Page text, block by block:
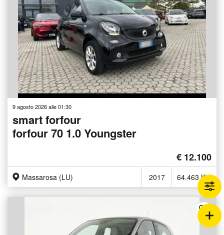
9 agosto 2026 alle 01:30
smart forfour
forfour 70 1.0 Youngster
€ 12.100
Massarosa (LU) 2017 64.463 Km